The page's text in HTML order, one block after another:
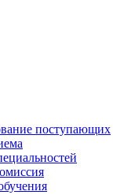
поступающих